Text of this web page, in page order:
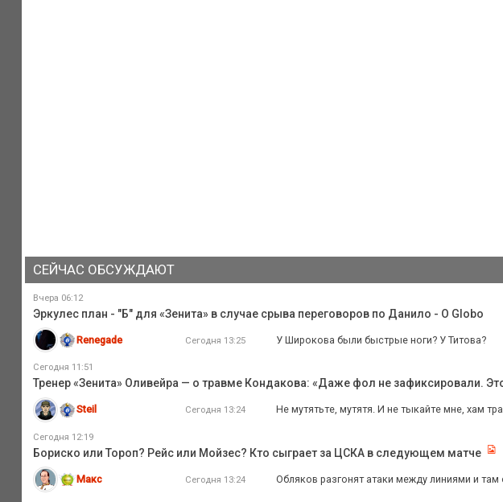
СЕЙЧАС ОБСУЖДАЮТ
Вчера 06:12
Эркулес план - "Б" для «Зенита» в случае срыва переговоров по Данило - О Globo
Renegade Сегодня 13:25 У Широкова были быстрые ноги? У Титова?
Сегодня 11:51
Тренер «Зенита» Оливейра — о травме Кондакова: «Даже фол не зафиксировали.
Steil Сегодня 13:24 Не мутятьте, мутятя. И не тыкайте мне, хам
Сегодня 12:19
Бориско или Тороп? Рейс или Мойзес? Кто сыграет за ЦСКА в следующем матче
Макс Сегодня 13:24 Обляков разгонят атаки между линиями и там